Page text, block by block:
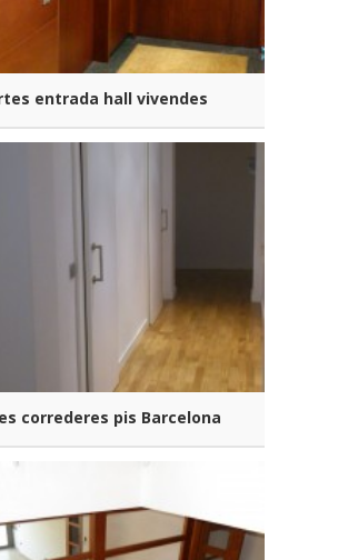
entrada hall vivendes
correderes pis Barcelona